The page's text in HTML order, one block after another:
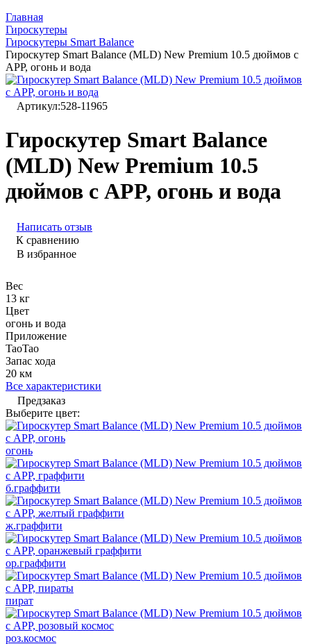
Главная
Гироскутеры
Гироскутеры Smart Balance
Гироскутер Smart Balance (MLD) New Premium 10.5 дюймов с
APP, огонь и вода
Артикул:528-11965
Гироскутер Smart Balance
(MLD) New Premium 10.5
дюймов с APP, огонь и вода
Написать отзыв
К сравнению
В избранное
Вес
13 кг
Цвет
огонь и вода
Приложение
TaoTao
Запас хода
20 км
Все характеристики
Предзаказ
Выберите цвет:
огонь
б.граффити
ж.граффити
ор.граффити
пират
роз.космос